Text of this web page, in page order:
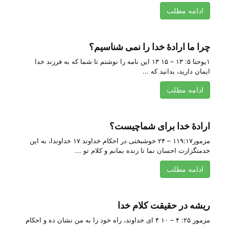
ادامه مطلب
چرا ما ارادهٔ خدا را نمی شناسیم؟
۱یوحنا ۵: ۱۳ – ۱۵ ۱۳ این‌ نامه‌ را نوشتم‌ تا شما که‌ به‌ فرزند خدا
ایمان‌ دارید، بدانید که‌ ...
ادامه مطلب
ارادهٔ خدا برای شماچیست؟
مزمور۱۱۹:۱۷ – ۲۴ خوشبختی در احکام خداوند ۱۷ خداوندا، به‌ این‌
خدمتگزارت‌ احسان‌ نما تا زنده‌ بمانم‌ و كلام‌ تو ...
ادامه مطلب
ریشه در حقیقت کلام خدا
مزمور ۲۵: ۴ – ۱۰ ۴ ای‌ خداوند، راه‌ خود را به‌ من‌ نشان‌ ده‌ و احكام‌